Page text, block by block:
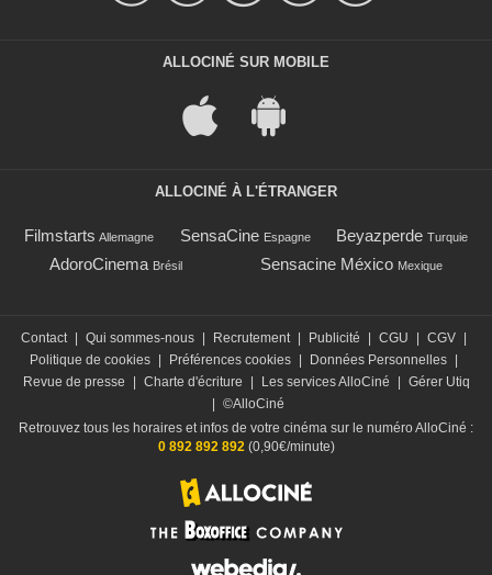
ALLOCINÉ SUR MOBILE
ALLOCINÉ À L'ÉTRANGER
Filmstarts Allemagne SensaCine Espagne Beyazperde Turquie
AdoroCinema Brésil Sensacine México Mexique
Contact Qui sommes-nous Recrutement Publicité CGU CGV
Politique de cookies
Préférences cookies Données Personnelles
Revue de presse
Charte d'écriture Les services AlloCiné
Gérer Utiq
©AlloCiné
Retrouvez tous les horaires et infos de votre cinéma sur le numéro AlloCiné :
0 892 892 892(0,90€/minute)